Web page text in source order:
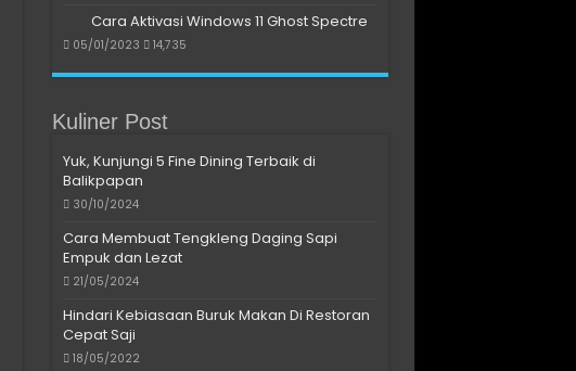
Cara Aktivasi Windows 11 Ghost Spectre
05/01/2023 14,735
Kuliner Post
Yuk, Kunjungi 5 Fine Dining Terbaik di
Balikpapan
30/10/2024
Cara Membuat Tengkleng Daging Sapi
Empuk dan Lezat
21/05/2024
Hindari Kebiasaan Buruk Makan Di Restoran
Cepat Saji
18/05/2022